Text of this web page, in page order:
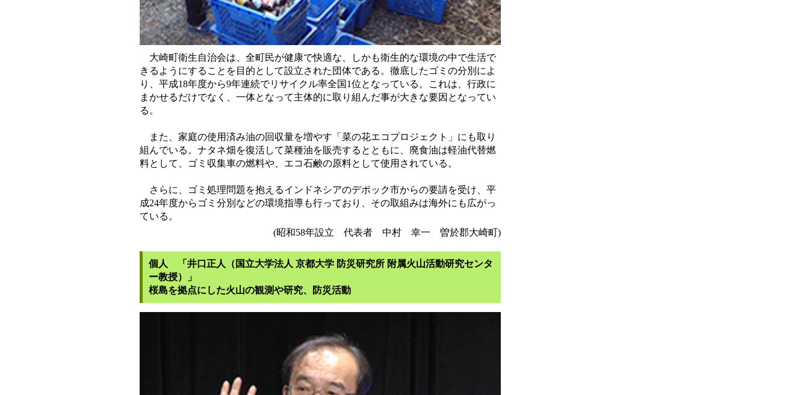
大崎町衛生自治会は、全町民が健康で快適な、しかも衛生的な環境の中で生活で
きるようにすることを目的として設立された団体である。徹底したゴミの分別によ
り、平成18年度から9年連続でリサイクル率全国1位となっている。これは、行政に
まかせるだけでなく、一体となって主体的に取り組んだ事が大きな要因となってい
る。
また、家庭の使用済み油の回収量を増やす「菜の花エコプロジェクト」にも取り
組んでいる。ナタネ畑を復活して菜種油を販売するとともに、廃食油は軽油代替燃
料として、ゴミ収集車の燃料や、エコ石鹸の原料として使用されている。
さらに、ゴミ処理問題を抱えるインドネシアのデポック市からの要請を受け、平
成24年度からゴミ分別などの環境指導も行っており、その取組みは海外にも広がっ
ている。
(昭和58年設立 代表者 中村 幸一 曽於郡大崎町)
個人 「井口正人（国立大学法人 京都大学 防災研究所 附属火山活動研究センタ
ー教授）」
桜島を拠点にした火山の観測や研究、防災活動